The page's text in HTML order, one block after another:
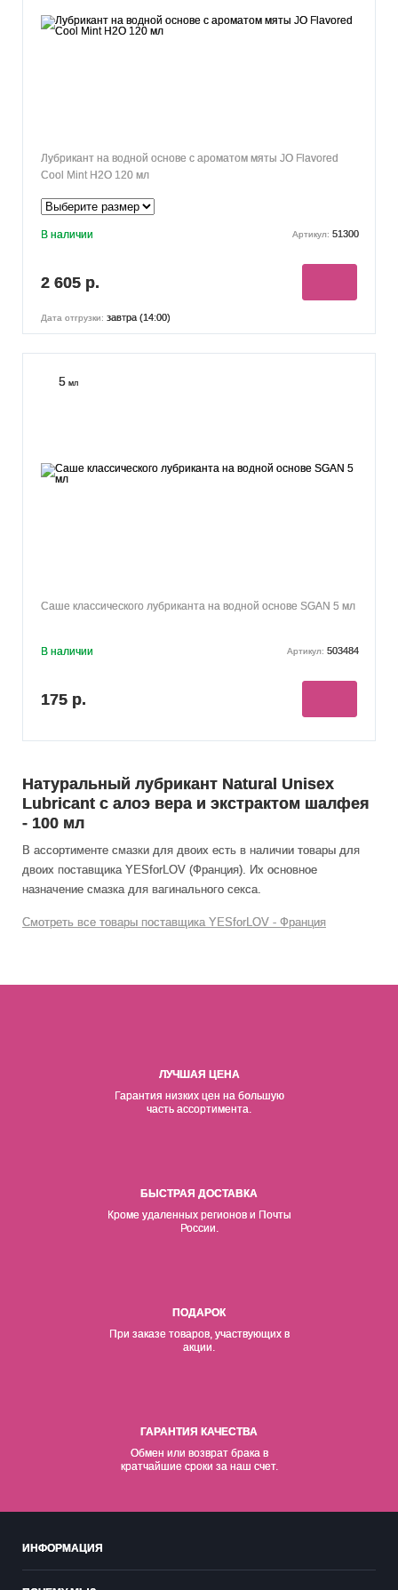
Лубрикант на водной основе с ароматом мяты JO Flavored
Cool Mint H2O 120 мл
В наличии Артикул: 51300
2 605 р.
Дата отгрузки: завтра (14:00)
5 мл
Саше классического лубриканта на водной основе SGAN 5 мл
В наличии Артикул: 503484
175 р.
Натуральный лубрикант Natural Unisex
Lubricant с алоэ вера и экстрактом шалфея
- 100 мл
В ассортименте смазки для двоих есть в наличии товары для
двоих поставщика YESforLOV (Франция). Их основное
назначение смазка для вагинального секса
Смотреть все товары поставщика YESforLOV - Франция
ЛУЧШАЯ ЦЕНА
Гарантия низких цен на большую
часть ассортимента.
БЫСТРАЯ ДОСТАВКА
Кроме удаленных регионов и Почты
России.
ПОДАРОК
При заказе товаров, участвующих в
акции.
ГАРАНТИЯ КАЧЕСТВА
Обмен или возврат брака в
кратчайшие сроки за наш счет.
ИНФОРМАЦИЯ